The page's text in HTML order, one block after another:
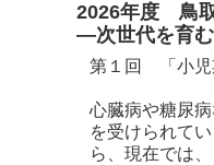
2026年度 鳥
―次世代を育
第１回 「小児
心臓病や糖尿
を受けられて
ら、現在では